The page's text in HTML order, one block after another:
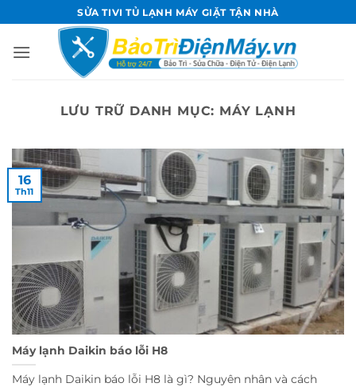
qua
nội
SỬA TIVI TỦ LẠNH MÁY GIẶT TẬN NHÀ
LƯU TRỮ DANH MỤC: MÁY LẠNH
Máy lạnh Daikin báo lỗi H8
Máy lạnh Daikin báo lỗi H8 là gì? Nguyên nhân và cách
16
Th11